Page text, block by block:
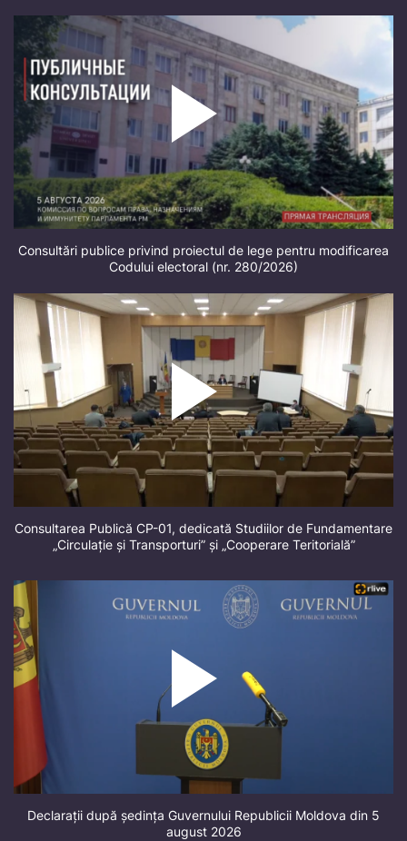
Consultări publice privind proiectul de lege pentru modificarea
Codului electoral (nr. 280/2026)
Consultarea Publică CP-01, dedicată Studiilor de Fundamentare
„Circulație și Transporturi” și „Cooperare Teritorială”
Declarații după ședința Guvernului Republicii Moldova din 5
august 2026